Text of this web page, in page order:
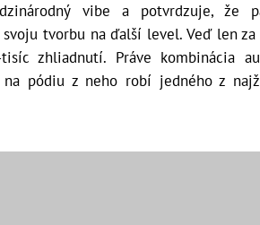
vibe a potvrdzuje, že
tvorbu na ďalší level. Veď len za
zhliadnutí. Práve kombinácia
pódiu z neho robí jedného z